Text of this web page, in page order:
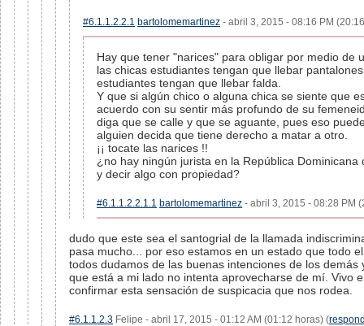
#6.1.1.2.2.1 bartolomemartinez - abril 3, 2015 - 08:16 PM
Hay que tener "narices" para obligar por medio de
las chicas estudiantes tengan que llebar
estudiantes tengan que llebar falda.
Y que si algún chico o alguna chica se siente que
acuerdo con su sentir más profundo de su
diga que se calle y que se aguante, pues eso
alguien decida que tiene derecho a matar a otro.
¡¡ tocate las narices !!
¿no hay ningún jurista en la República
y decir algo con propiedad?
#6.1.1.2.2.1.1 bartolomemartinez - abril 3, 2015 - 08:28 PM
dudo que este sea el santogrial de la llamada
pasa mucho... por eso estamos en un estado que todo
todos dudamos de las buenas intenciones de los
que está a mi lado no intenta aprovecharse de mí. Vivo
confirmar esta sensación de suspicacia que nos rodea.
#6.1.1.2.3 Felipe - abril 17, 2015 - 01:12 AM (01:12 horas) (